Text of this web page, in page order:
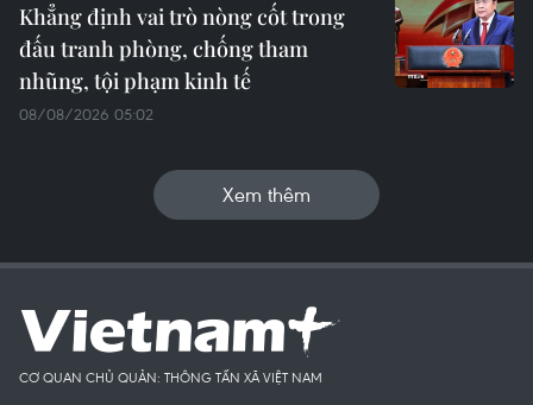
Khẳng định vai trò nòng cốt trong
đấu tranh phòng, chống tham
nhũng, tội phạm kinh tế
08/08/2026 05:02
Xem thêm
CƠ QUAN CHỦ QUẢN: THÔNG TẤN XÃ VIỆT NAM